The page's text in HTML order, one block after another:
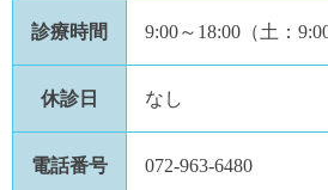
診療時間 9:00～18:00（土：
休診日 なし
電話番号 072-963-6480